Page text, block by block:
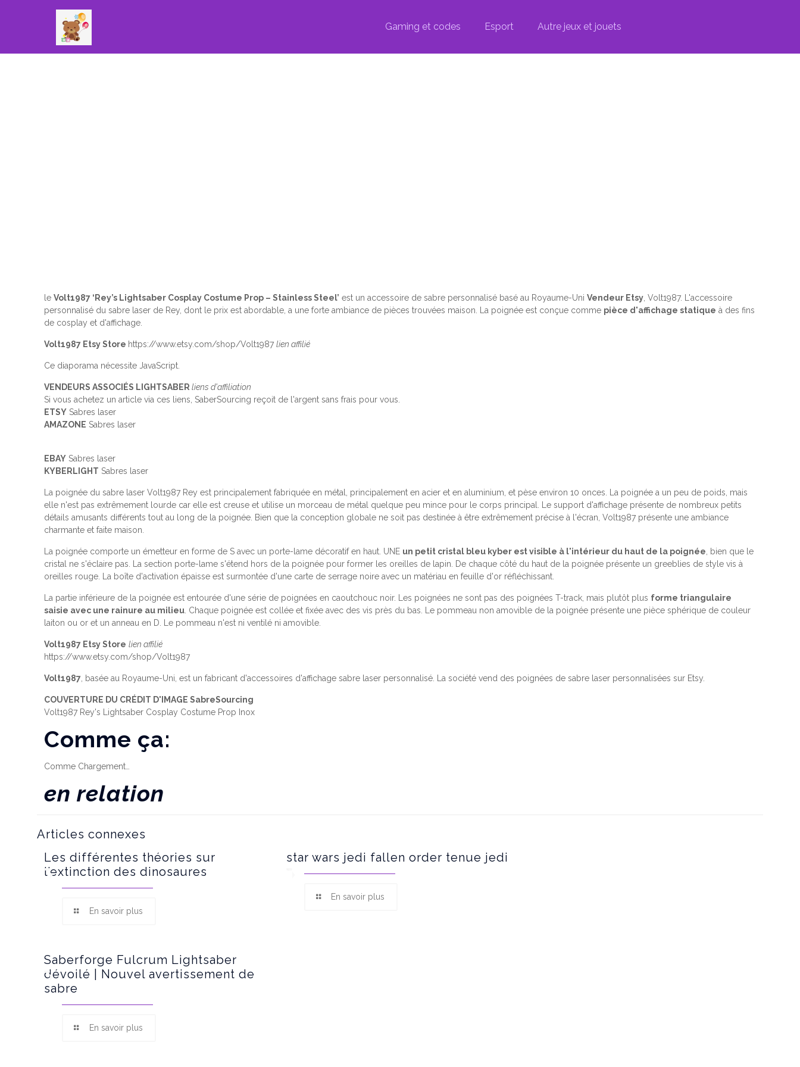
Gaming et codes Esport Autre jeux et jouets
leVolt1987 ‘Rey’s Lightsaber Cosplay Costume Prop – Stainless Steel’ est un accessoire de sabre personnalisé basé au Royaume-UniVendeur Etsy , Volt1987. L'accessoire
personnalisé du sabre laser de Rey, dont le prix est abordable, a une forte ambiance de pièces trouvées maison. La poignée est conçue comme pièce d'affichage statique à des fins
de cosplay et d'affichage.
Volt1987 Etsy Store https://www.etsy.com/shop/Volt1987lien affilié
Ce diaporama nécessite JavaScript.
VENDEURS ASSOCIÉS LIGHTSABERliens d'affiliation
Si vous achetez un article via ces liens, SaberSourcing reçoit de l'argent sans frais pour vous.
ETSY Sabres laser
AMAZONE Sabres laser
EBAY Sabres laser
KYBERLIGHT Sabres laser
La poignée du sabre laser Volt1987 Rey est principalement fabriquée en métal, principalement en acier et en aluminium, et pèse environ 10 onces. La poignée a un peu de poids, mais
elle n'est pas extrêmement lourde car elle est creuse et utilise un morceau de métal quelque peu mince pour le corps principal. Le support d'affichage présente de nombreux petits
détails amusants différents tout au long de la poignée. Bien que la conception globale ne soit pas destinée à être extrêmement précise à l'écran, Volt1987 présente une ambiance
charmante et faite maison.
La poignée comporte un émetteur en forme de S avec un porte-lame décoratif en haut. UNE un petit cristal bleu kyber est visible à l'intérieur du haut de la poignée , bien que le
cristal ne s'éclaire pas. La section porte-lame s'étend hors de la poignée pour former les oreilles de lapin. De chaque côté du haut de la poignée présente un greeblies de style vis à
oreilles rouge. La boîte d'activation épaisse est surmontée d'une carte de serrage noire avec un matériau en feuille d'or réfléchissant.
La partie inférieure de la poignée est entourée d'une série de poignées en caoutchouc noir. Les poignées ne sont pas des poignées T-track, mais plutôt plus forme triangulaire
saisie avec une rainure au milieu . Chaque poignée est collée et fixée avec des vis près du bas. Le pommeau non amovible de la poignée présente une pièce sphérique de couleur
laiton ou or et un anneau en D. Le pommeau n'est ni ventilé ni amovible.
Volt1987 Etsy Store lien affilié
https://www.etsy.com/shop/Volt1987
Volt1987 , basée au Royaume-Uni, est un fabricant d'accessoires d'affichage sabre laser personnalisé. La société vend des poignées de sabre laser personnalisées sur Etsy.
COUVERTURE DU CRÉDIT D'IMAGE SabreSourcing
Volt1987 Rey's Lightsaber Cosplay Costume Prop Inox
Comme ça:
Comme Chargement…
en relation
Articles connexes
Les différentes théories sur
l’extinction des dinosaures
En savoir plus
star wars jedi fallen order tenue jedi
En savoir plus
Saberforge Fulcrum Lightsaber
dévoilé | Nouvel avertissement de
sabre
En savoir plus